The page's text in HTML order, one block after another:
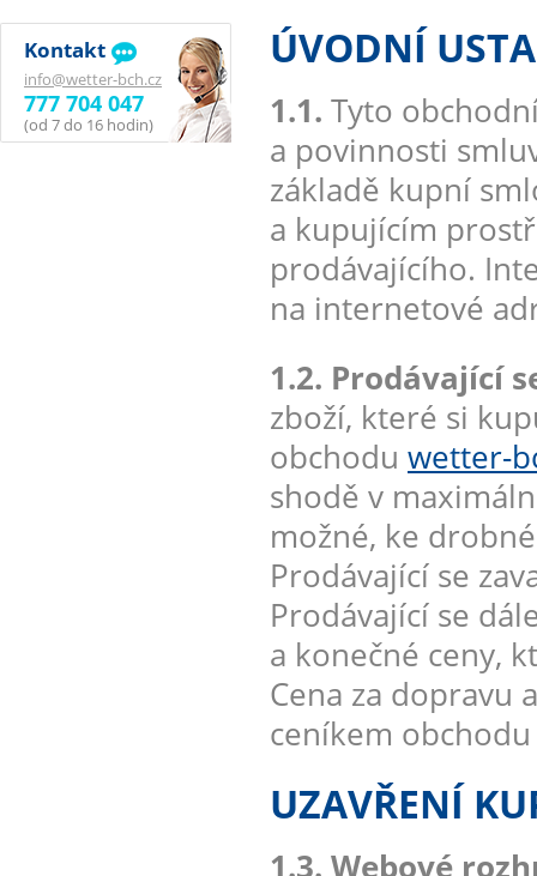
Kontakt
info@wetter-bch.cz
777 704 047
(od 7 do 16 hodin)
ÚVODNÍ
1.1. Tyto
a povinnosti
základě kupní
a kupujícím
prodávajícího.
na internetové
1.2. Prodávající
zboží, které si
obchodu wetter-
shodě v
možné, ke
Prodávající se
Prodávající se
a konečné ceny,
Cena za dopravu
ceníkem
UZAVŘENÍ
1.3. Webové